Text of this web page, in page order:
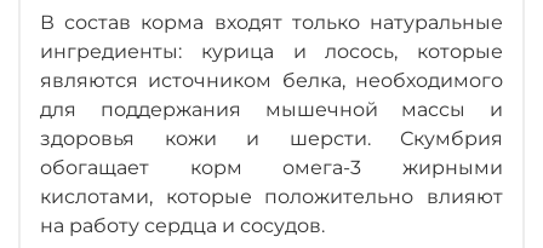
В состав корма входят только натуральные
ингредиенты: курица и лосось, которые
являются источником белка, необходимого
для поддержания мышечной массы и
здоровья кожи и шерсти. Скумбрия
обогащает корм омега-3 жирными
кислотами, которые положительно влияют
на работу сердца и сосудов.